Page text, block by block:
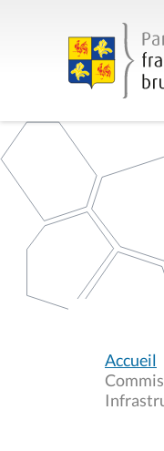
o
u
s
ê
Accueil